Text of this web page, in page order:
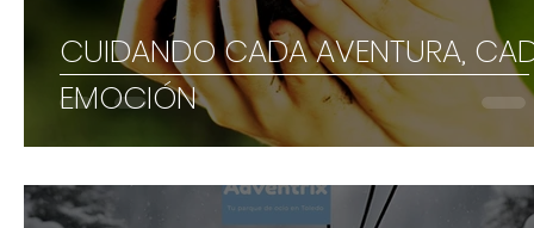
CUIDANDO CADA AVENTURA,
EMOCIÓN